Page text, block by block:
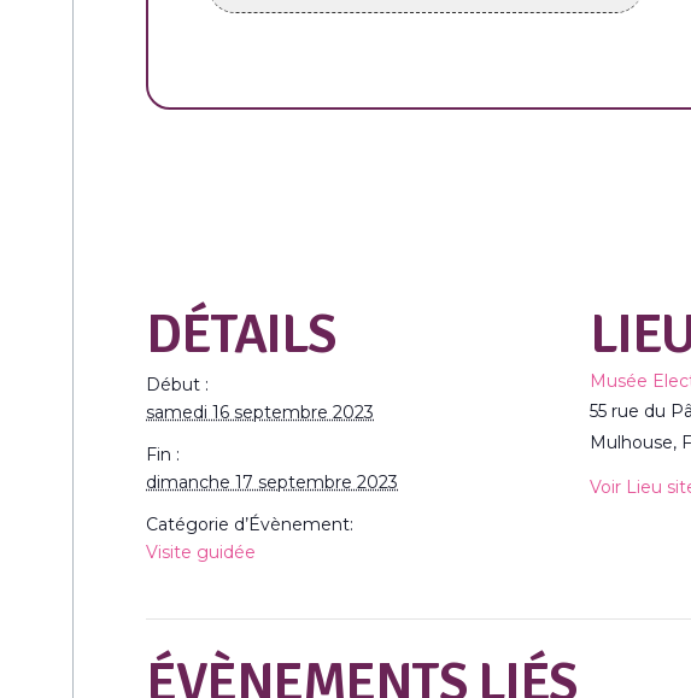
DÉTAILS
Début :
samedi 16 septembre 2023
Fin :
dimanche 17 septembre 2023
Catégorie d’Évènement:
Visite guidée
Musée
55 rue du
Mulhouse,
Voir Lieu
ÉVÈNEMENTS LIÉS